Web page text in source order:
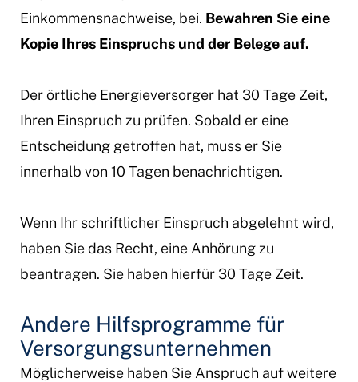
Einkommensnachweise, bei. Bewahren Sie eine
Kopie Ihres Einspruchs und der Belege auf.
Der örtliche Energieversorger hat 30 Tage Zeit,
Ihren Einspruch zu prüfen. Sobald er eine
Entscheidung getroffen hat, muss er Sie
innerhalb von 10 Tagen benachrichtigen.
Wenn Ihr schriftlicher Einspruch abgelehnt wird,
haben Sie das Recht, eine Anhörung zu
beantragen. Sie haben hierfür 30 Tage Zeit.
Andere Hilfsprogramme für
Versorgungsunternehmen
Möglicherweise haben Sie Anspruch auf weitere